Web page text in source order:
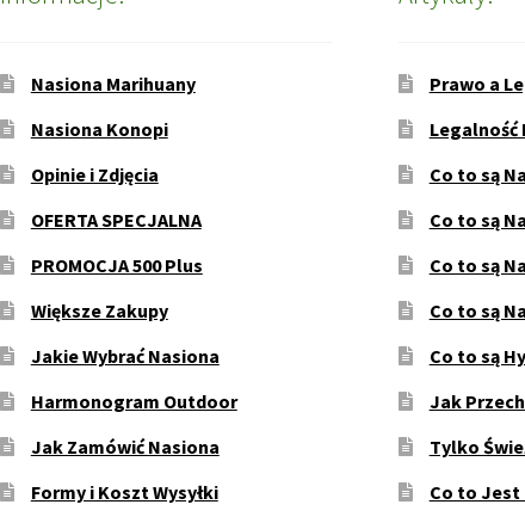
Nasiona Marihuany
Nasiona Konopi
Opinie i Zdjęcia
OFERTA SPECJALNA
PROMOCJA 500 Plus
Większe Zakupy
Jakie Wybrać Nasiona
Harmonogram Outdoor
Jak Zamówić Nasiona
Formy i Koszt Wysyłki
Prawo a
Legalność
Co to są
Co to są
Co to są
Co to są
Co to są
Jak
Tylko
Co to